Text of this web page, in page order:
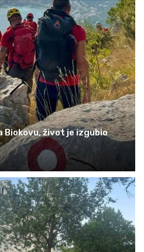
život je izgubio